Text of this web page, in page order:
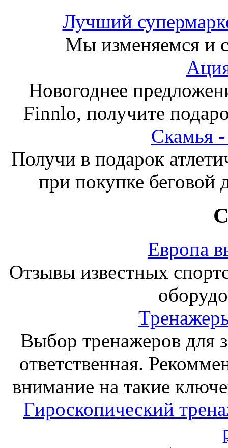
Лучший
Мы изменяемся и
Новогоднее
Finnlo, получите
Получи в подарок
при покупке беговой
Европа
Отзывы известных
Выбор тренажеров для
ответственная.
внимание на такие
Гироскопический